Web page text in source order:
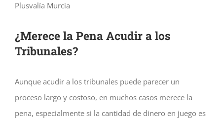
Plusvalía Murcia
¿Merece la Pena Acudir a los
Tribunales?
Aunque acudir a los tribunales puede parecer un
proceso largo y costoso, en muchos casos merece la
pena, especialmente si la cantidad de dinero en juego es